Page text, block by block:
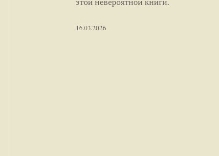
16.03.2026